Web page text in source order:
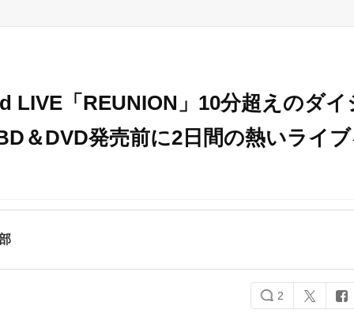
LIVE「REUNION」10分超えのダイ
＆DVD発売前に2日間の熱いライ
2